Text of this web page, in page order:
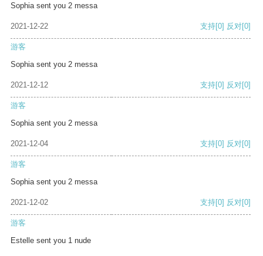
Sophia sent you 2 messa
2021-12-22 支持[0] 反对[0]
游客
Sophia sent you 2 messa
2021-12-12 支持[0] 反对[0]
游客
Sophia sent you 2 messa
2021-12-04 支持[0] 反对[0]
游客
Sophia sent you 2 messa
2021-12-02 支持[0] 反对[0]
游客
Estelle sent you 1 nude